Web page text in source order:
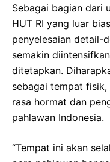
Sebagai bagian dari
HUT RI yang luar
penyelesaian detail-
semakin
ditetapkan.
sebagai tempat
rasa hormat dan
pahlawan Indonesia.
“Tempat ini akan